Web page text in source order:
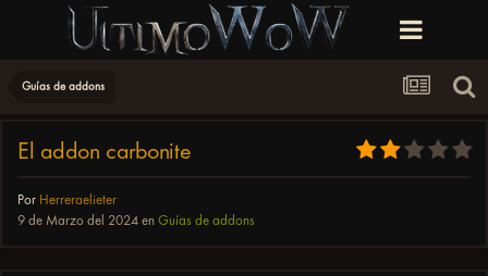
Guías de addons
El addon carbonite
Por Herreraelieter
9 de Marzo del 2024 en Guías de addons